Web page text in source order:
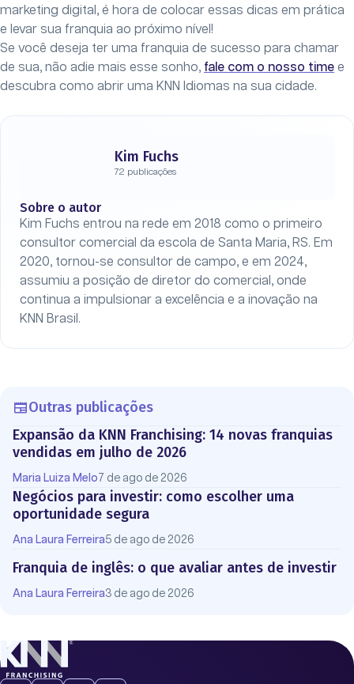
marketing digital, é hora de colocar essas dicas em prática
e levar sua franquia ao próximo nível!
Se você deseja ter uma franquia de sucesso para chamar
de sua, não adie mais esse sonho, fale com o nosso time e
descubra como abrir uma KNN Idiomas na sua cidade.
Kim Fuchs
72 publicações
Sobre o autor
Kim Fuchs entrou na rede em 2018 como o primeiro
consultor comercial da escola de Santa Maria, RS. Em
2020, tornou-se consultor de campo, e em 2024,
assumiu a posição de diretor do comercial, onde
continua a impulsionar a excelência e a inovação na
KNN Brasil.
Outras publicações
Expansão da KNN Franchising: 14 novas franquias
vendidas em julho de 2026
Maria Luiza Melo 7 de ago de 2026
Negócios para investir: como escolher uma
oportunidade segura
Ana Laura Ferreira5 de ago de 2026
Franquia de inglês: o que avaliar antes de investir
Ana Laura Ferreira3 de ago de 2026